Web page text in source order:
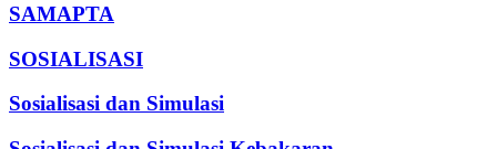
SAMAPTA
SOSIALISASI
Sosialisasi dan Simulasi